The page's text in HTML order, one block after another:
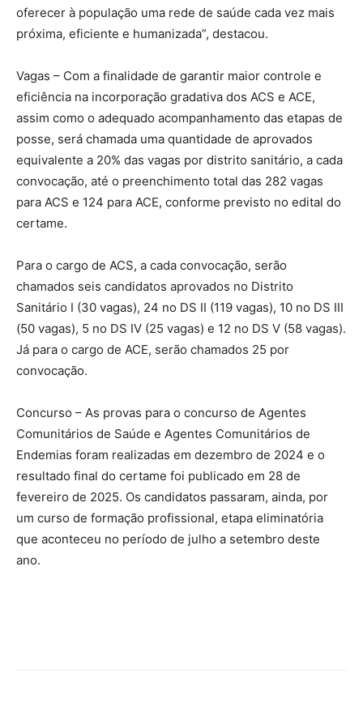
oferecer à população uma rede de saúde cada vez mais
próxima, eficiente e humanizada”, destacou.
Vagas – Com a finalidade de garantir maior controle e
eficiência na incorporação gradativa dos ACS e ACE,
assim como o adequado acompanhamento das etapas de
posse, será chamada uma quantidade de aprovados
equivalente a 20% das vagas por distrito sanitário, a cada
convocação, até o preenchimento total das 282 vagas
para ACS e 124 para ACE, conforme previsto no edital do
certame.
Para o cargo de ACS, a cada convocação, serão
chamados seis candidatos aprovados no Distrito
Sanitário I (30 vagas), 24 no DS II (119 vagas), 10 no DS III
(50 vagas), 5 no DS IV (25 vagas) e 12 no DS V (58 vagas).
Já para o cargo de ACE, serão chamados 25 por
convocação.
Concurso – As provas para o concurso de Agentes
Comunitários de Saúde e Agentes Comunitários de
Endemias foram realizadas em dezembro de 2024 e o
resultado final do certame foi publicado em 28 de
fevereiro de 2025. Os candidatos passaram, ainda, por
um curso de formação profissional, etapa eliminatória
que aconteceu no período de julho a setembro deste
ano.